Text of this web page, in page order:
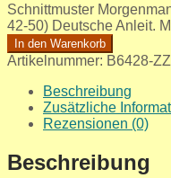
Schnittmuster
42-50) Deutsche Anleit.
In den Warenkorb
Artikelnummer: B6428-ZZ
Beschreibung
Zusätzliche
Rezensionen (0)
Beschreibung